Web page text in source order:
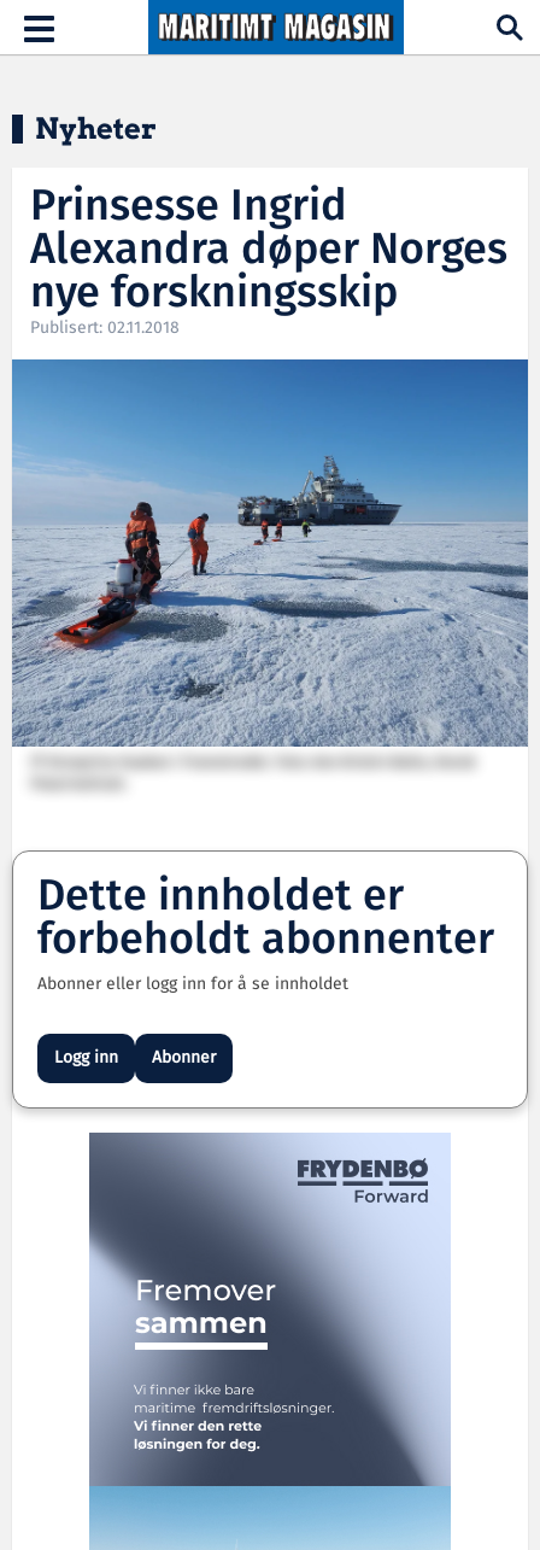
Hopp til hovedinnhold
Toggle
navigation
Nyheter
Prinsesse Ingrid
Alexandra døper Norges
nye forskningsskip
Publisert: 02.11.2018
FF Kronprins Haakon i Framstredet. Foto: Ann Kristin Balto, Norsk
Dette innholdet er
forbeholdt abonnenter
Abonner eller logg inn for å se innholdet
Logg inn Abonner